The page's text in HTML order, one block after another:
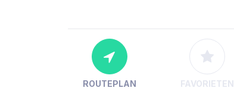
ROUTEPLAN FAVORIETEN